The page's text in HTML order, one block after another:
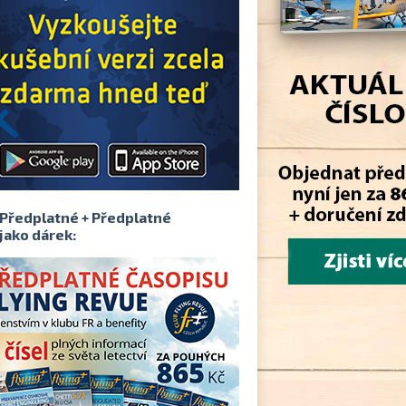
Předplatné + Předplatné
jako dárek: